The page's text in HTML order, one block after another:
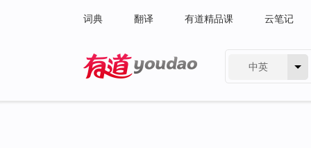
词典 翻译 有道精品课 云笔记
中英